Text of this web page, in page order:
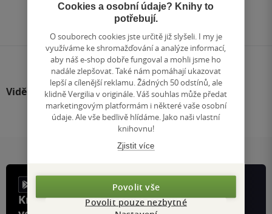
na
stránku
Viděli jste
Knihy, recenze a klubové výhody
Cookies a osobní údaje? Knihy to
potřebují.
O souborech cookies jste určitě již slyšeli. I my je
využíváme ke shromažďování a analýze informací,
aby náš e-shop dobře fungoval a mohli jsme ho
nadále zlepšovat. Také nám pomáhají ukazovat
lepší a cílenější reklamu. Žádných 50 odstínů, ale
klidně Vergilia v originále. Váš souhlas může předat
marketingovým platformám i některé vaše osobní
údaje. Ale vše bedlivě hlídáme. Jako naši vlastní
knihovnu!
Zjistit více
Povolit vše
Povolit pouze nezbytné